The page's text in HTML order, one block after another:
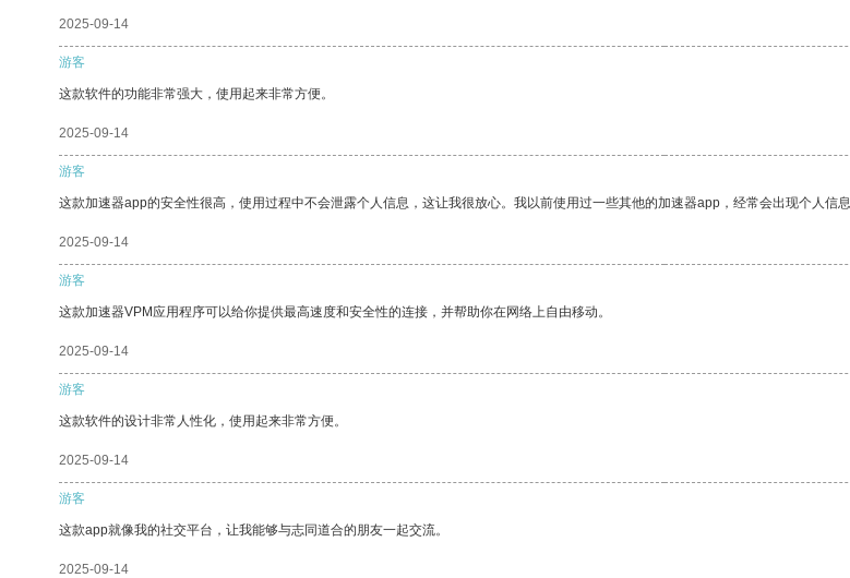
2025-09-14
游客
这款软件的功能非常强大，使用起来非常方便。
2025-09-14
游客
这款加速器app的安全性很高，使用过程中不会泄露个人信息，这让我很放心。我以前使用过一些其他的加速器app，经常会出现个人信
2025-09-14
游客
这款加速器VPM应用程序可以给你提供最高速度和安全性的连接，并帮助你在网络上自由移动。
2025-09-14
游客
这款软件的设计非常人性化，使用起来非常方便。
2025-09-14
游客
这款app就像我的社交平台，让我能够与志同道合的朋友一起交流。
2025-09-14